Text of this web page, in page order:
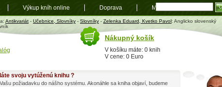
Antikvariát - Učebnice, Slovníky - Slovníky - Zelenka Eduard, Kvetko Pavol: Anglicko slovenský
svoju vytúženú knihu ?
požiadavku do nášho systému. Akonáhle sa kniha objaví, budeme
Nákupný košík
V košíku máte: 0 knih
V cene: 0 Euro
Výkup kníh online Doprava Mapa